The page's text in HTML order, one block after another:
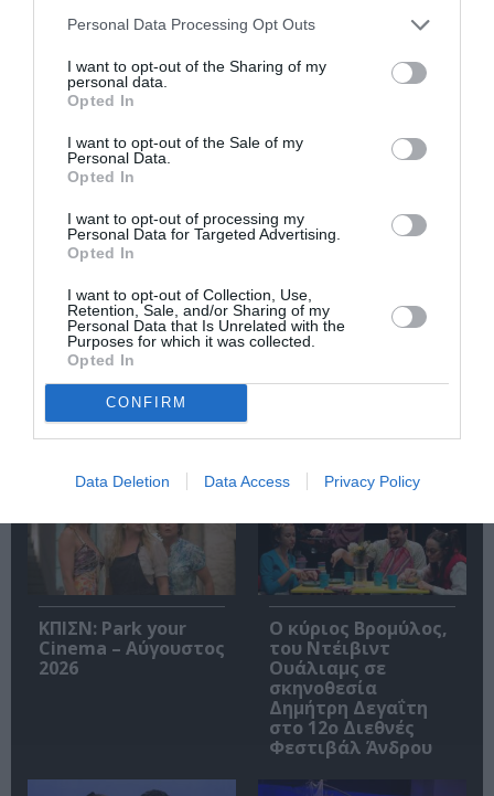
Personal Data Processing Opt Outs
I want to opt-out of the Sharing of my
personal data.
Opted In
I want to opt-out of the Sale of my
Personal Data.
Opted In
I want to opt-out of processing my
Personal Data for Targeted Advertising.
Opted In
I want to opt-out of Collection, Use,
Retention, Sale, and/or Sharing of my
Personal Data that Is Unrelated with the
Purposes for which it was collected.
Opted In
CONFIRM
Data Deletion Data Access Privacy Policy
ΠΑΙΔΙΚΕΣ ΠΑΡΑΣΤΑΣΕΙΣ ΚΑΙ ΕΚΘΕΣΕΙΣ ΓΙΑ ΠΑΙΔΙΑ
Newsletter
Κάθε βδομάδα στο e-mail σας τα τελευταία νέα για
την Τέχνη και τον Πολιτισμό!
Ακολουθήστε το Culturenow.gr
Σχετικά Άρθρα
ΚΠΙΣΝ: Park your
Cinema – Αύγουστος
2026
O κύριος Βρομύλος,
του Ντέιβιντ
Ουάλιαμς σε
σκηνοθεσία
Δημήτρη Δεγαΐτη
στο 12ο Διεθνές
Φεστιβάλ Άνδρου